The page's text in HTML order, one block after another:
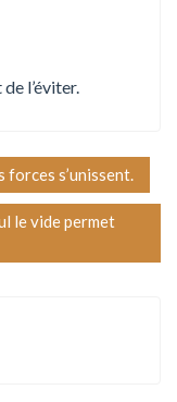
l’éviter.
forces s’unissent.
le vide permet